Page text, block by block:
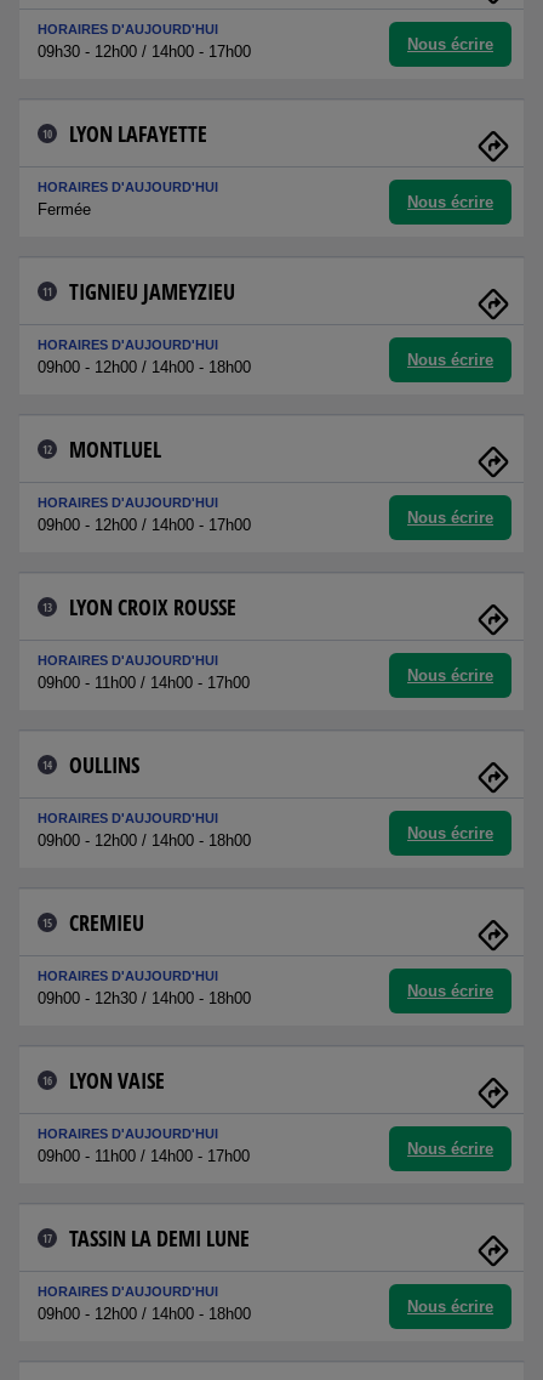
HORAIRES D'AUJOURD'HUI
09h30 - 12h00 / 14h00 - 17h00 Nous écrire
10 LYON LAFAYETTE
HORAIRES D'AUJOURD'HUI
Fermée Nous écrire
11 TIGNIEU JAMEYZIEU
HORAIRES D'AUJOURD'HUI
09h00 - 12h00 / 14h00 - 18h00 Nous écrire
12 MONTLUEL
HORAIRES D'AUJOURD'HUI
09h00 - 12h00 / 14h00 - 17h00 Nous écrire
13 LYON CROIX ROUSSE
HORAIRES D'AUJOURD'HUI
09h00 - 11h00 / 14h00 - 17h00 Nous écrire
14 OULLINS
HORAIRES D'AUJOURD'HUI
09h00 - 12h00 / 14h00 - 18h00 Nous écrire
15 CREMIEU
HORAIRES D'AUJOURD'HUI
09h00 - 12h30 / 14h00 - 18h00 Nous écrire
16 LYON VAISE
HORAIRES D'AUJOURD'HUI
09h00 - 11h00 / 14h00 - 17h00 Nous écrire
17 TASSIN LA DEMI LUNE
HORAIRES D'AUJOURD'HUI
09h00 - 12h00 / 14h00 - 18h00 Nous écrire